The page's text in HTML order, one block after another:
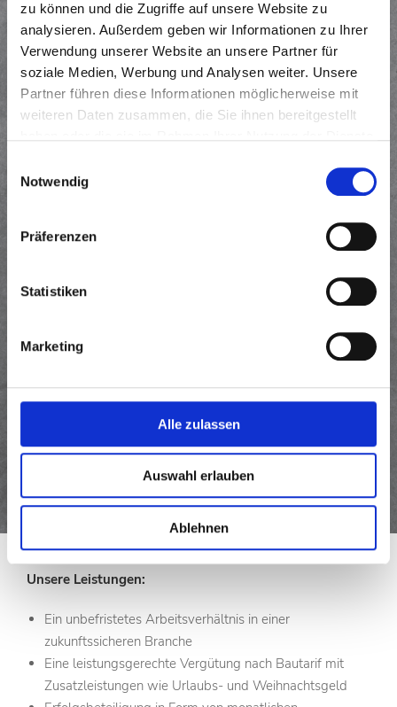
zu können und die Zugriffe auf unsere Website zu
analysieren. Außerdem geben wir Informationen zu Ihrer
Verwendung unserer Website an unsere Partner für
soziale Medien, Werbung und Analysen weiter. Unsere
Partner führen diese Informationen möglicherweise mit
weiteren Daten zusammen, die Sie ihnen bereitgestellt
Notwendig
Präferenzen
Statistiken
Marketing
Alle zulassen
Auswahl erlauben
Ablehnen
Entwässerungssystemen, Baugruben usw.
Fachgerechtes Verarbeiten von Baumaterialen
Bedienen von Kleingeräten wie Verdichtungsgeräte,
Schneidgeräte, Messgeräte und Führen von Baumaschinen
wie Minibagger, kl. Radlader o.ä.
Wartung und Pflege anvertrauter Arbeitsmittel
Nachweisführung für die Abrechnung und Dokumentation
Abgeschlossene Berufsausbildung als Straßenbauer oder
mehrjährige vergleichbare Berufserfahrung als Pflasterer,
Kanalbauer
Vorschriften
Verlässlichkeit, Fleiß und Umsicht
Begeisterung und Leidenschaft für Ihren Beruf
Wünschenswert wäre die Fahrerlaubnis nach
Führerscheinklasse C zum Führen von Kombis und kl.
Transportfahrzeugen
Solide Deutschkenntnisse
Unsere Leistungen:
Ein unbefristetes Arbeitsverhältnis in einer
zukunftssicheren Branche
Eine leistungsgerechte Vergütung nach Bautarif mit
Zusatzleistungen wie Urlaubs- und Weihnachtsgeld